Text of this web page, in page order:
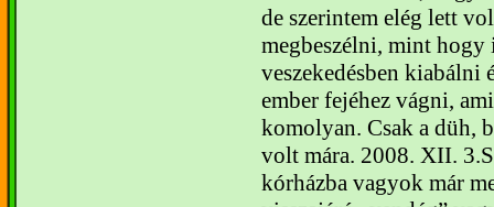
de szerintem elég lett
megbeszélni, mint
veszekedésben kiabálni
ember fejéhez vágni,
komolyan. Csak a düh,
volt mára. 2008. XII. 3.
kórházba vagyok már